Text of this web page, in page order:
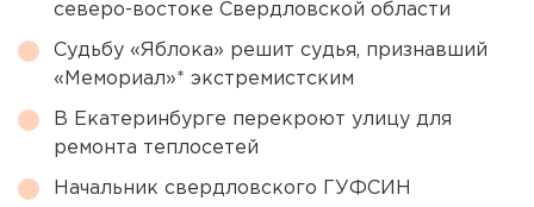
северо-востоке Свердловской области
Судьбу «Яблока» решит судья, признавший
«Мемориал»* экстремистским
В Екатеринбурге перекроют улицу для
ремонта теплосетей
Начальник свердловского ГУФСИН